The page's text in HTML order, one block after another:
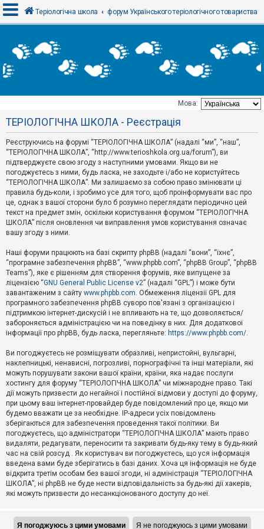
х
і
Т
е
м
и
б
е
з
в
і
д
п
о
в
і
д
й
А
к
т
и
в
н
і
м
и
П
о
ш
у
Д
о
п
о
м
Теріологічна школа форум Українського теріологічного товариства
Мова:
ТЕРІОЛОГІЧНА ШКОЛА - Реєстрація
Реєструючись на форумі “ТЕРІОЛОГІЧНА ШКОЛА” (надалі “ми”, “наш”,
“ТЕРІОЛОГІЧНА ШКОЛА”, “http://www.terioshkola.org.ua/forum”), ви
підтверджуєте свою згоду з наступними умовами. Якщо ви не
погоджуєтесь з ними, будь ласка, не заходьте і/або не користуйтесь
“ТЕРІОЛОГІЧНА ШКОЛА”. Ми залишаємо за собою право змінювати ці
правила будь-коли, і зробимо усе для того, щоб проінформувати вас про
це, однак з вашої сторони було б розумно переглядати періодично цей
текст на предмет змін, оскільки користування форумом “ТЕРІОЛОГІЧНА
ШКОЛА” після оновлення чи виправлення умов користування означає
вашу згоду з ними.
Наші форуми працюють на базі скрипту phpBB (надалі “вони”, “їхнє”,
“програмне забезпечення phpBB”, “www.phpbb.com”, “phpBB Group”, “phpBB
Teams”), яке є рішенням для створення форумів, яке випущене за
ліцензією “GNU General Public License v2” (надалі “GPL”) і може бути
завантаженим з сайту www.phpbb.com. Обмеження ліцензії GPL для
програмного забезпечення phpBB суворо пов'язані з організацією і
підтримкою інтернет-дискусій і не впливають на те, що дозволяється/
забороняється адміністрацією чи на поведінку в них. Для додаткової
інформації про phpBB, будь ласка, перегляньте: https://www.phpbb.com/.
Ви погоджуєтесь не розміщувати образливі, непристойні, вульгарні,
наклепницькі, ненависні, погрозливі, порнографічні та інші матеріали, які
можуть порушувати закони вашої країни, країни, яка надає послуги
хостингу для форуму “ТЕРІОЛОГІЧНА ШКОЛА” чи міжнародне право. Такі
дії можуть призвести до негайної і постійної відмови у доступі до форуму,
при цьому ваш інтернет-провайдер буде повідомлений про це, якщо ми
будемо вважати це за необхідне. IP-адреси усіх повідомлень
зберігаються для забезпечення проведення такої політики. Ви
погоджуєтесь, що адміністратори “ТЕРІОЛОГІЧНА ШКОЛА” мають право
видаляти, редагувати, переносити та закривати будь-яку тему в будь-який
час на свій розсуд . Як користувач ви погоджуєтесь, що уся інформація
введена вами буде зберігатись в базі даних. Хоча ця інформація не буде
відкрита третім особам без вашої згоди, ні адміністрація “ТЕРІОЛОГІЧНА
ШКОЛА”, ні phpBB не буде нести відповідальність за будь-які дії хакерів,
які можуть призвести до несанкціонованого доступу до неї.